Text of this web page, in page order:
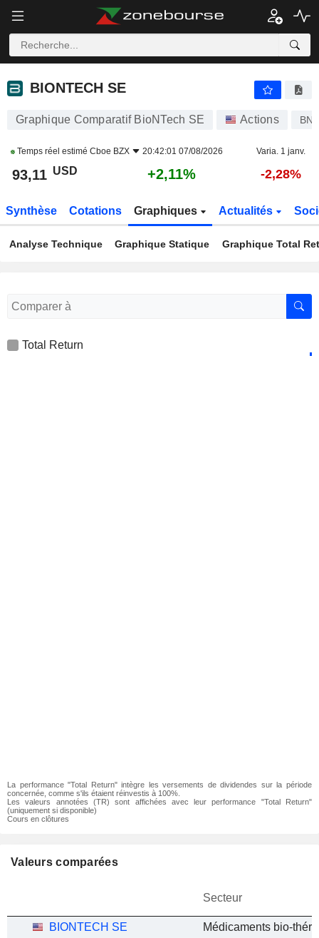
BIONTECH SE
BIONTECH SE
Graphique Comparatif BioNTech SE Actions
Temps réel estimé Cboe BZX 20:42:01 07/08/2026 Varia. 1 janv.
93,11 USD +2,11% -2,28%
Synthèse Cotations Graphiques Actualités
Analyse Technique Graphique Statique Graphique Total
Total Return
La performance "Total Return" intègre les versements de dividendes sur la période
concernée, comme s'ils étaient réinvestis à 100%.
Les valeurs annotées (TR) sont affichées avec leur performance "Total Return"
(uniquement si disponible)
Cours en clôtures
Valeurs comparées
Secteur
BIONTECH SE